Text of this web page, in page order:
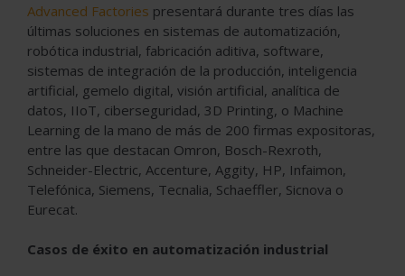
Advanced Factories presentará durante tres días las
últimas soluciones en sistemas de automatización,
robótica industrial, fabricación aditiva, software,
sistemas de integración de la producción, inteligencia
artificial, gemelo digital, visión artificial, analítica de
datos, IIoT, ciberseguridad, 3D Printing, o Machine
Learning de la mano de más de 200 firmas expositoras,
entre las que destacan Omron, Bosch-Rexroth,
Schneider-Electric, Accenture, Aggity, HP, Infaimon,
Telefónica, Siemens, Tecnalia, Schaeffler, Sicnova o
Eurecat.
Casos de éxito en automatización industrial